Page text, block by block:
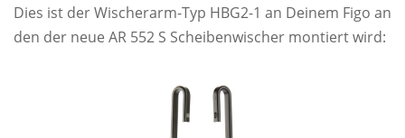
Dies ist der Wischerarm-Typ HBG2-1 an Deinem Figo an
den der neue AR 552 S Scheibenwischer montiert wird: